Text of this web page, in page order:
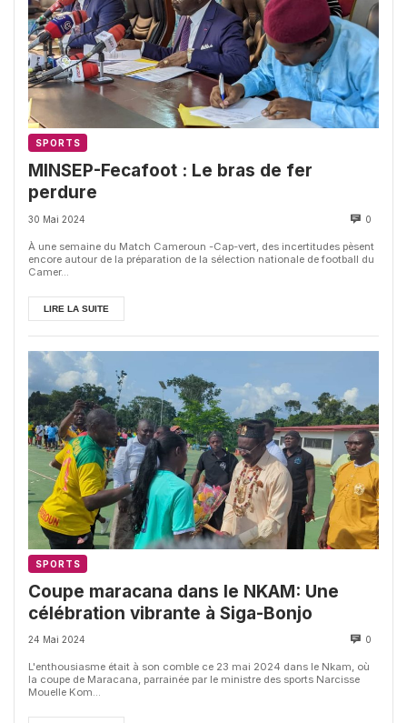
SPORTS
MINSEP-Fecafoot : Le bras de fer
perdure
30 Mai 2024 0
À une semaine du Match Cameroun -Cap-vert, des incertitudes pèsent
encore autour de la préparation de la sélection nationale de football du
Camer...
LIRE LA SUITE
SPORTS
Coupe maracana dans le NKAM: Une
célébration vibrante à Siga-Bonjo
24 Mai 2024 0
L'enthousiasme était à son comble ce 23 mai 2024 dans le Nkam, où
la coupe de Maracana, parrainée par le ministre des sports Narcisse
Mouelle Kom...